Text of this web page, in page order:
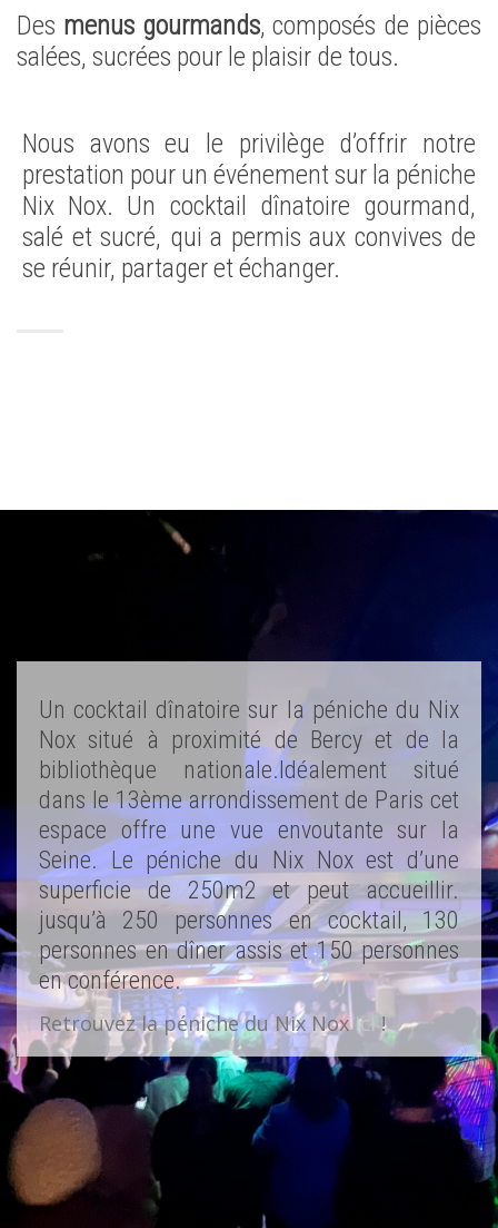
Des menus gourmands, composés de pièces
salées, sucrées pour le plaisir de tous.
Nous avons eu le privilège d’offrir notre
prestation pour un événement sur la péniche
Nix Nox. Un cocktail dînatoire gourmand,
salé et sucré, qui a permis aux convives de
se réunir, partager et échanger.
Un cocktail dînatoire sur la péniche du Nix
Nox situé à proximité de Bercy et de la
bibliothèque nationale.Idéalement situé
dans le 13ème arrondissement de Paris cet
espace offre une vue envoutante sur la
Seine. Le péniche du Nix Nox est d’une
superficie de 250m2 et peut accueillir.
jusqu’à 250 personnes en cocktail, 130
personnes en dîner assis et 150 personnes
en conférence.
Retrouvez la péniche du Nix Noxici!